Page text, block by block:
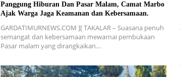
Panggung Hiburan Dan Pasar Malam, Camat Marbo
Ajak Warga Jaga Keamanan dan Kebersamaan.
GARDATIMURNEWS.COM ][ TAKALAR – Suasana penuh
semangat dan kebersamaan mewarnai pembukaan
Pasar malam yang dirangkaikan…